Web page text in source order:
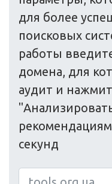
для более
поисковых
работы
домена, для
аудит и
секунд